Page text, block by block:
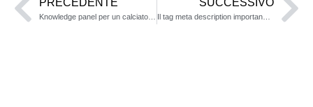
PRECEDENTE SUCCESSIVO
Il tag meta description importanza lato SEO